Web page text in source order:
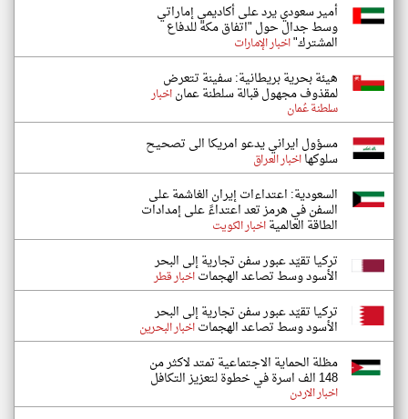
أمير سعودي يرد على أكاديمي إماراتي
وسط جدال حول "اتفاق مكة للدفاع
المشترك"اخبار الإمارات
هيئة بحرية بريطانية: سفينة تتعرض
لمقذوف مجهول قبالة سلطنة عماناخبار
سلطنة عُمان
مسؤول ايراني يدعو امريكا الى تصحيح
سلوكهااخبار العراق
السعودية: اعتداءات إيران الغاشمة على
السفن في هرمز تعد اعتداءً على إمدادات
الطاقة العالميةاخبار الكويت
تركيا تقيّد عبور سفن تجارية إلى البحر
الأسود وسط تصاعد الهجماتاخبار قطر
تركيا تقيّد عبور سفن تجارية إلى البحر
الأسود وسط تصاعد الهجماتاخبار البحرين
مظلة الحماية الاجتماعية تمتد لاكثر من
148 الف اسرة في خطوة لتعزيز التكافل
اخبار الاردن